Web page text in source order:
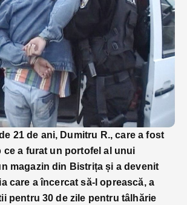
21 de ani, Dumitru R., care a fost
a furat un portofel al unui
magazin din Bistrița și a devenit
care a încercat să-l oprească, a
pentru 30 de zile pentru tâlhărie